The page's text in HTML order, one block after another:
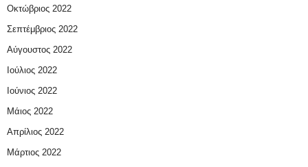
Οκτώβριος 2022
Σεπτέμβριος 2022
Αύγουστος 2022
Ιούλιος 2022
Ιούνιος 2022
Μάιος 2022
Απρίλιος 2022
Μάρτιος 2022